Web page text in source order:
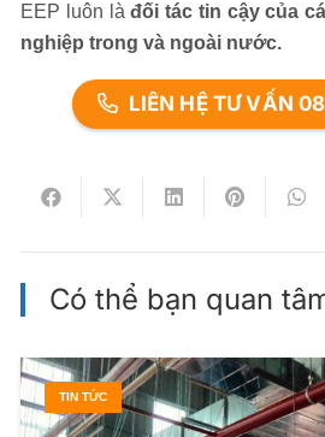
EEP luôn làđối tác tin cậy của
nghiệp trong và ngoài nước.
LIÊN HỆ TƯ VẤN
Có thể bạn quan
TIN TỨC